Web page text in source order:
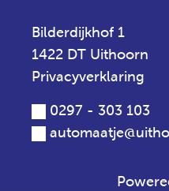
Bilderdijkhof 1
1422 DT Uithoorn
Privacyverklaring
0297 - 303 103